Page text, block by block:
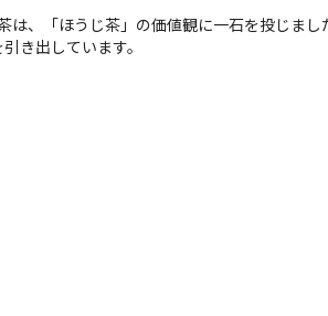
は、「ほうじ茶」の価値観に一石を投じまし
き出しています。